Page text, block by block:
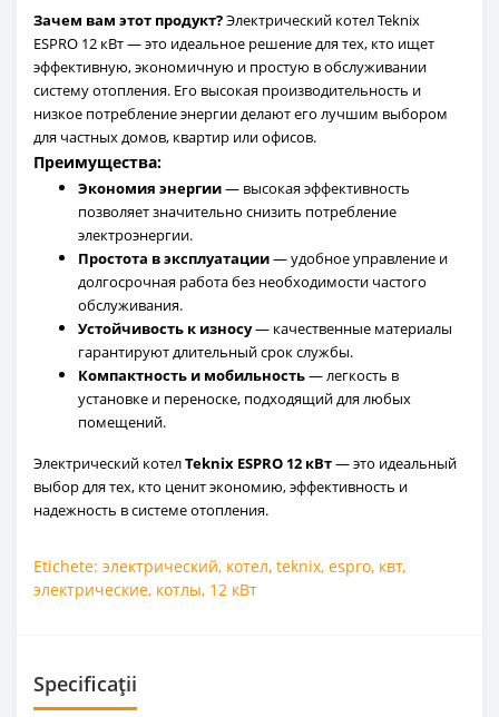
Зачем вам этот продукт?Электрический котел Teknix
ESPRO 12 кВт — это идеальное решение для тех, кто ищет
эффективную, экономичную и простую в обслуживании
систему отопления. Его высокая производительность и
низкое потребление энергии делают его лучшим выбором
для частных домов, квартир или офисов.
Преимущества:
Экономия энергии— высокая эффективность
позволяет значительно снизить потребление
электроэнергии.
Простота в эксплуатации— удобное управление и
долгосрочная работа без необходимости частого
обслуживания.
Устойчивость к износу— качественные материалы
гарантируют длительный срок службы.
Компактность и мобильность— легкость в
установке и переноске, подходящий для любых
помещений.
Электрический котелTeknix ESPRO 12 кВт— это идеальный
выбор для тех, кто ценит экономию, эффективность и
надежность в системе отопления.
Etichete: электрический, котел, teknix, espro, квт,
электрические, котлы, 12 кВт
Specificații